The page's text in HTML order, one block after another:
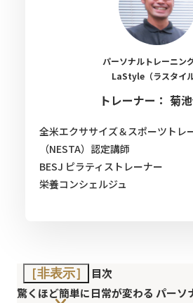
パーソナルトレーニン
LaStyle（ラスタイル
トレーナー： 菊
全米エクササイズ＆スポーツトレ
（NESTA）認定講師
BESJ ピラティストレーナー
栄養コンシェルジュ
［非表示］
目次
驚くほど簡単に日常が変わる パーソ